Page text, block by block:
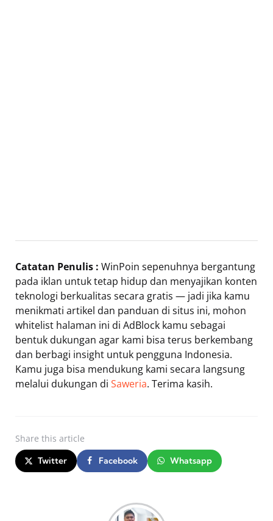
Catatan Penulis : WinPoin sepenuhnya bergantung
pada iklan untuk tetap hidup dan menyajikan konten
teknologi berkualitas secara gratis — jadi jika kamu
menikmati artikel dan panduan di situs ini, mohon
whitelist halaman ini di AdBlock kamu sebagai
bentuk dukungan agar kami bisa terus berkembang
dan berbagi insight untuk pengguna Indonesia.
Kamu juga bisa mendukung kami secara langsung
melalui dukungan di Saweria. Terima kasih.
Share this article
Twitter Facebook Whatsapp